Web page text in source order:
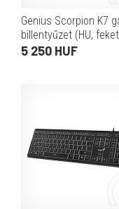
Genius Scorpion K7
billentyűzet (HU,
5 250 HUF